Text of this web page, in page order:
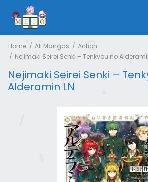
Home All Mangas
Action
Nejimaki Seirei Senki – Tenkyou no
Nejimaki Seirei Senki –
Alderamin LN